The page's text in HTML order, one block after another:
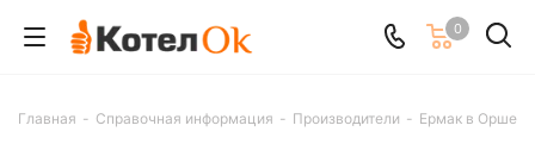
0
Главная - Справочная информация - Производители - Ермак в Орше